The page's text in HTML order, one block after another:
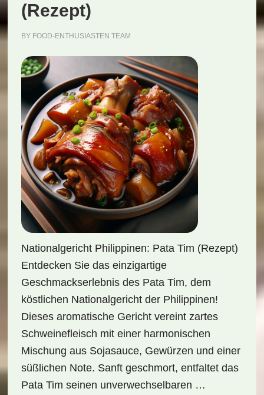
(Rezept)
BY FOOD-ENTHUSIASTEN TEAM
Nationalgericht Philippinen: Pata Tim (Rezept)
Entdecken Sie das einzigartige
Geschmackserlebnis des Pata Tim, dem
köstlichen Nationalgericht der Philippinen!
Dieses aromatische Gericht vereint zartes
Schweinefleisch mit einer harmonischen
Mischung aus Sojasauce, Gewürzen und einer
süßlichen Note. Sanft geschmort, entfaltet das
Pata Tim seinen unverwechselbaren …